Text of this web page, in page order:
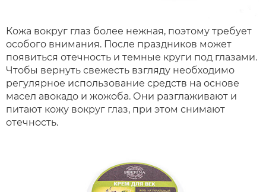
Кожа вокруг глаз более нежная, поэтому требует
особого внимания. После праздников может
появиться отечность и темные круги под глазами.
Чтобы вернуть свежесть взгляду необходимо
регулярное использование средств на основе
масел авокадо и жожоба. Они разглаживают и
питают кожу вокруг глаз, при этом снимают
отечность.